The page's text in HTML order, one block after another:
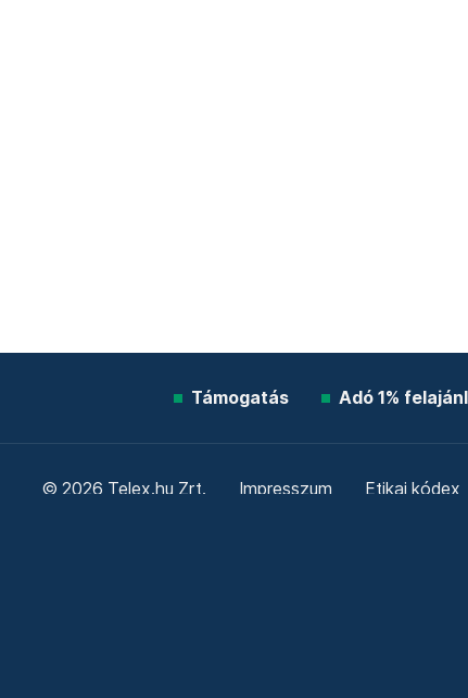
Támogatás Adó 1%
© 2026 Telex.hu Zrt. Impresszum Etikai kódex